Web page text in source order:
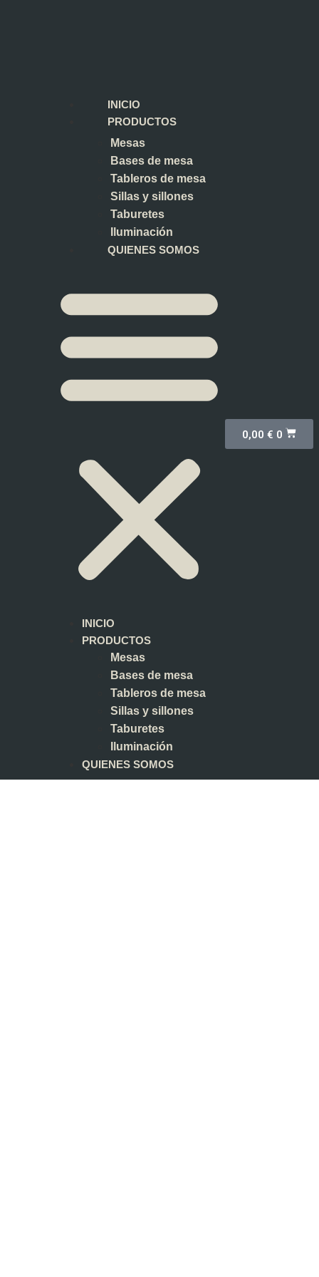
INICIO
PRODUCTOS
Mesas
Bases de mesa
Tableros de mesa
Sillas y sillones
Taburetes
Iluminación
QUIENES SOMOS
INICIO
PRODUCTOS
Mesas
Bases de mesa
Tableros de mesa
Sillas y sillones
Taburetes
Iluminación
QUIENES SOMOS
0,00 € 0